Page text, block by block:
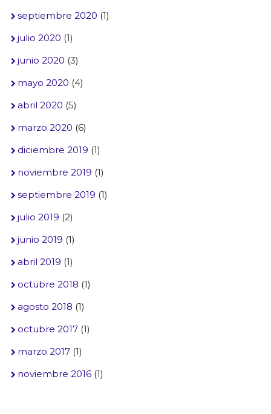
septiembre 2020 (1)
julio 2020 (1)
junio 2020 (3)
mayo 2020 (4)
abril 2020 (5)
marzo 2020 (6)
diciembre 2019 (1)
noviembre 2019 (1)
septiembre 2019 (1)
julio 2019 (2)
junio 2019 (1)
abril 2019 (1)
octubre 2018 (1)
agosto 2018 (1)
octubre 2017(1)
marzo 2017(1)
noviembre 2016(1)